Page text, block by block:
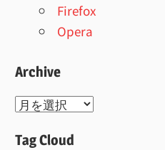
Firefox
Opera
Archive
Archive
Tag Cloud